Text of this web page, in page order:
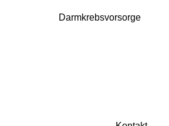
Darmkrebsvorsorge